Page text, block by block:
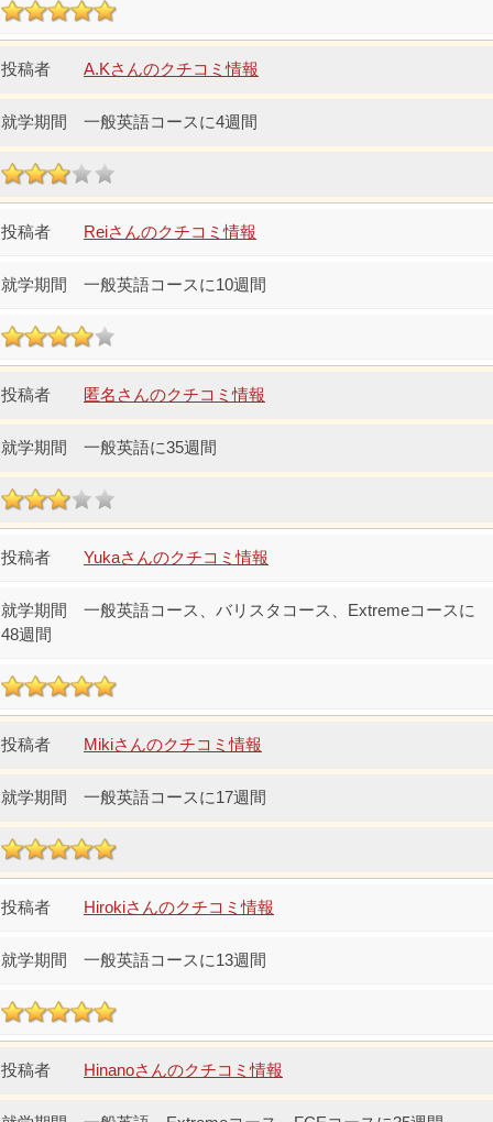
A.Kさんのクチコミ情報
一般英語コースに4週間
Reiさんのクチコミ情報
一般英語コースに10週間
匿名さんのクチコミ情報
一般英語に35週間
Yukaさんのクチコミ情報
一般英語コース、バリスタコース、Extremeコースに
48週間
Mikiさんのクチコミ情報
一般英語コースに17週間
Hirokiさんのクチコミ情報
一般英語コースに13週間
Hinanoさんのクチコミ情報